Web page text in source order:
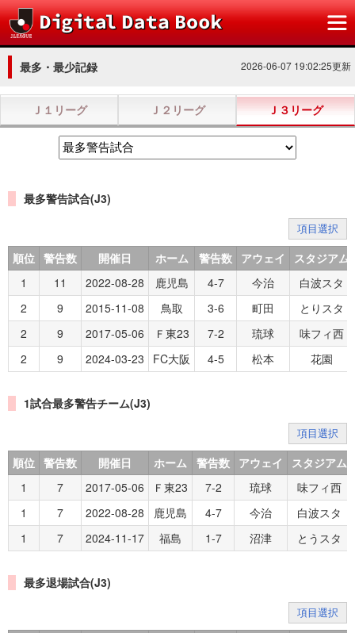
最多・最少記録 2026-06-07 19:02:25更新
Ｊ１リーグ Ｊ２リーグ Ｊ３リーグ
最多警告試合(J3)
項目選択
順位 警告数 開催日 ホーム 警告数 アウェイ
スタジアム
1
11 2022-08-28 鹿児島 4-7 今治
白波スタ
2
9 2015-11-08 鳥取 3-6 町田
とりスタ
2
9 2017-05-06 Ｆ東23 7-2 琉球
味フィ西
2
9 2024-03-23 FC大阪 4-5 松本 花園
1試合最多警告チーム(J3)
項目選択
順位 警告数 開催日 ホーム 警告数 アウェイ
スタジアム
1
7 2017-05-06 Ｆ東23 7-2 琉球
味フィ西
1
7 2022-08-28 鹿児島 4-7 今治
白波スタ
1
7 2024-11-17 福島 1-7 沼津 とうスタ
最多退場試合(J3)
項目選択